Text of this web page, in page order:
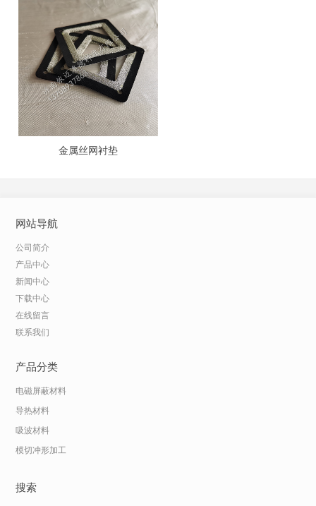
金属丝网衬垫
网站导航
公司简介
产品中心
新闻中心
下载中心
在线留言
联系我们
产品分类
电磁屏蔽材料
导热材料
吸波材料
模切冲形加工
搜索